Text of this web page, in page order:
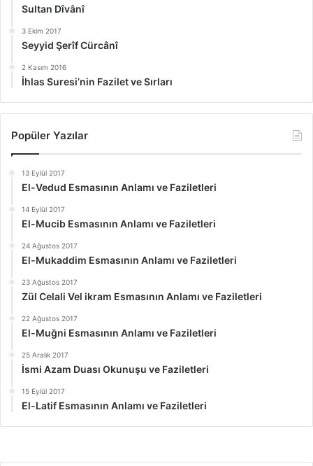
Sultan Dîvânî
3 Ekim 2017
Seyyid Şerîf Cürcânî
2 Kasım 2016
İhlas Suresi’nin Fazilet ve Sırları
Popüler Yazılar
13 Eylül 2017
El-Vedud Esmasının Anlamı ve Faziletleri
14 Eylül 2017
El-Mucib Esmasının Anlamı ve Faziletleri
24 Ağustos 2017
El-Mukaddim Esmasının Anlamı ve Faziletleri
23 Ağustos 2017
Zül Celali Vel ikram Esmasının Anlamı ve Faziletleri
22 Ağustos 2017
El-Muğni Esmasının Anlamı ve Faziletleri
25 Aralık 2017
İsmi Azam Duası Okunuşu ve Faziletleri
15 Eylül 2017
El-Latif Esmasının Anlamı ve Faziletleri